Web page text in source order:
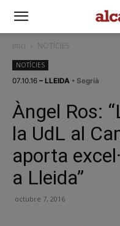
Inici NOTÍCIES
NOTÍCIES
07.10.16 – LLEIDA • Segrià
Àngel Ros:
la UdL al
aporta
a Lleida”
octubre 7, 2016